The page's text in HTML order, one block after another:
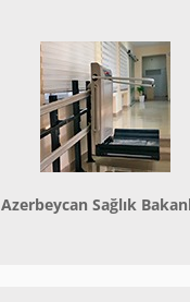
Azerbeycan Sağlık